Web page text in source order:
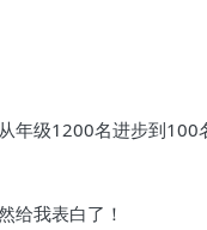
年级1200名进步到100
给我表白了！